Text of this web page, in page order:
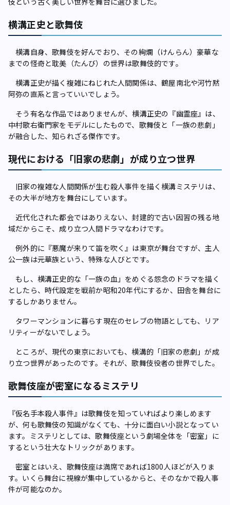
横溝正史と歌舞伎
横溝自身、歌舞伎を好んでおり、その絢爛（けんらん）豪華な
までの怪奇と耽美（たんび）の世界は歌舞伎的です。
横溝正史が描く複雑にねじれた人間関係は、鶴屋南北や河竹黙
阿弥の直系と言っていいでしょう。
そう有名な作品ではありませんが、横溝正史の『幽霊座』は、
中村歌右衛門家をモデルにしたもので、歌舞伎と「一族の悲劇」
が融合した、知られざる傑作です。
現代における「旧家の悲劇」が成り立つ世界
旧家の複雑な人間関係が生む殺人事件を描く横溝ミステリは、
その大半が地方を舞台にしています。
近代化された都会ではありえない、封建的で古い因習の残る地
域だからこそ、成り立つ人間ドラマなわけです。
例外的に『悪魔が来りて笛を吹く』は東京が舞台ですが、主人
公一族は元華族という、特殊な人びとです。
もし、横溝正史的な「一族の血」をめぐる怨念のドラマを描く
としたら、時代設定を戦前か昭和20年代にするか、田舎を舞台に
するしかありません。
タワーマンションに暮らす現在のセレブの物語としても、リア
リティーがないでしょう。
ところが、現代の東京においても、横溝的「旧家の悲劇」が成
り立つ世界があったのです。それが、歌舞伎役者の世界でした。
歌舞伎座が密室になるミステリ
『仮名手本殺人事件』は歌舞伎を知っていればより楽しめます
が、何も歌舞伎の知識がなくても、十分に面白い小説となってい
ます。ミステリとしては、歌舞伎座という劇場全体を「密室」に
するという壮大なトリックがあります。
密室とはいえ、歌舞伎座は満席であれば1800人ほどが入りま
す。いくら舞台に視線が集中しているからと、そのなかで殺人事
件が可能なのか。